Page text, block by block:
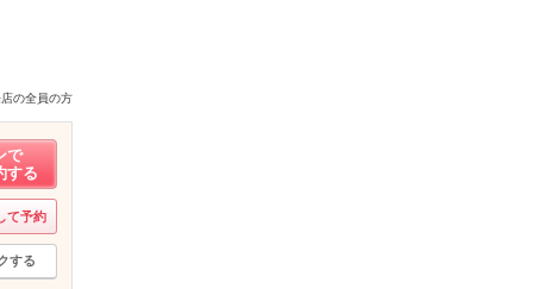
の全員の方
で
する
て予約
する